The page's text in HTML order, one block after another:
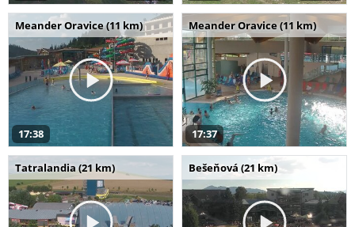
Meander Oravice (11 km)
17:38
Meander Oravice (11 km)
17:37
Tatralandia (21 km) Bešeňová (21 km)